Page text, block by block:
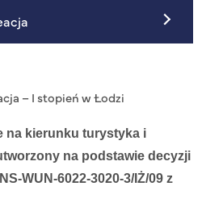
– I stopień w Łodzi
na kierunku turystyka i
na podstawie decyzji
WUN-6022-3020-3/IŻ/09 z